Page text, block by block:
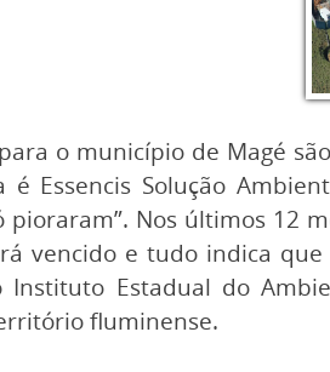
o município de Magé
Essencis Solução
Nos últimos 12
vencido e tudo indica
Estadual do
fluminense.